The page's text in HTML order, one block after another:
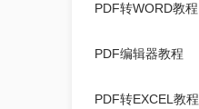
PDF转WORD教程
PDF编辑器教程
PDF转EXCEL教程